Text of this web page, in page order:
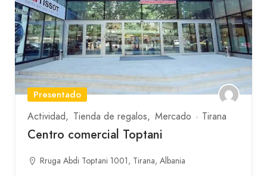
Presentado
Actividad
Tienda de regalos Mercado Tirana
Centro comercial Toptani
Rruga Abdi Toptani 1001, Tirana, Albania